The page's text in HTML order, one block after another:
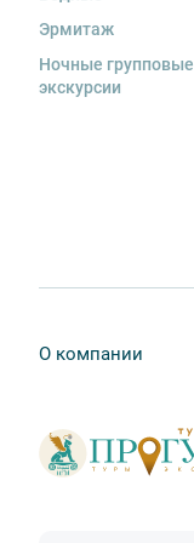
Эрмитаж
Ночные групповые
экскурсии
О компании